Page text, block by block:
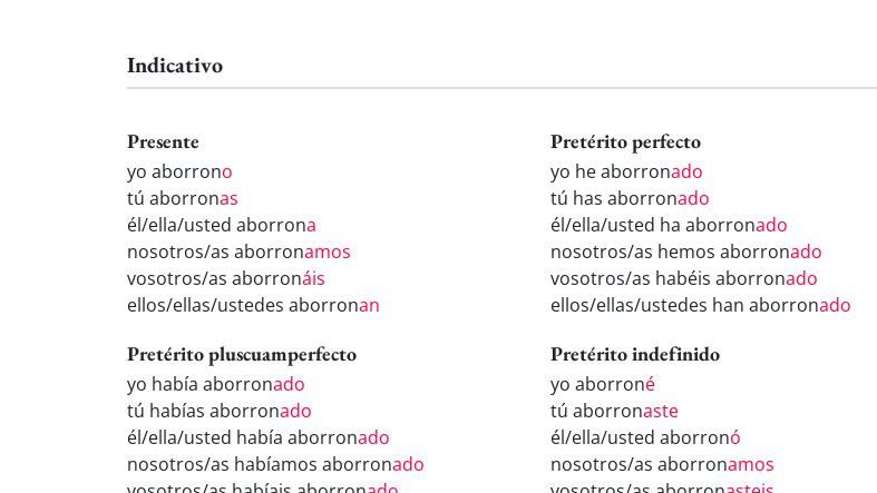
Indicativo
Presente
yo aborrono
tú aborronas
él/ella/usted aborrona
nosotros/as aborronamos
vosotros/as aborronáis
ellos/ellas/ustedes aborronan
Pretérito perfecto
yo he aborronado
tú has aborronado
él/ella/usted ha aborronado
nosotros/as hemos aborronado
vosotros/as habéis aborronado
ellos/ellas/ustedes han aborronado
Pretérito pluscuamperfecto
yo había aborronado
tú habías aborronado
él/ella/usted había aborronado
nosotros/as habíamos aborronado
Pretérito indefinido
yo aborroné
tú aborronaste
él/ella/usted aborronó
nosotros/as aborronamos